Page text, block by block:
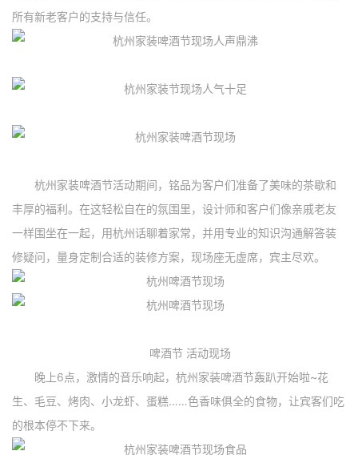
所有新老客户的支持与信任。
杭州家装啤酒节活动期间，铭品为客户们准备了美味的茶歇和
丰厚的福利。在这轻松自在的氛围里，设计师和客户们像亲戚老友
一样围坐在一起，用杭州话聊着家常，并用专业的知识沟通解答装
修疑问，量身定制合适的装修方案，现场座无虚席，宾主尽欢。
啤酒节 活动现场
晚上6点，激情的音乐响起，杭州家装啤酒节轰趴开始啦~花
生、毛豆、烤肉、小龙虾、蛋糕……色香味俱全的食物，让宾客们吃
的根本停不下来。